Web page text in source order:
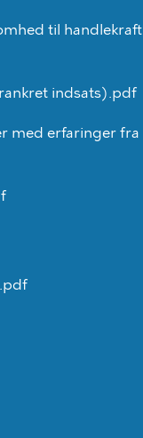
til handlekraft
indsats).pdf
med erfaringer fra